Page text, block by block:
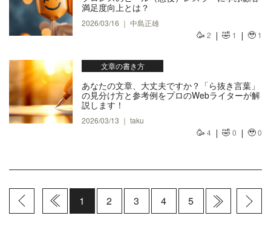
満足度向上とは？
2026/03/16 ｜ 中島正雄
🥳 2 🤣 1 🥹 1
文章の書き方
あなたの文章、大丈夫ですか？「ら抜き言葉」
の見分け方と参考例をプロのWebライターが解
説します！
2026/03/13 ｜ taku
🥳 4 🤣0 🥹0
1 2 3 4 5